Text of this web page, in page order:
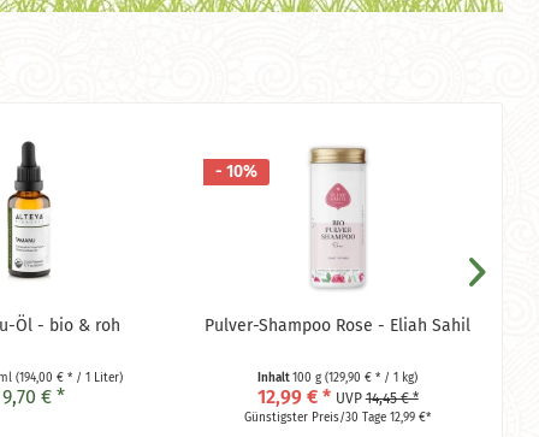
Öl - bio & roh
(194,00 € * / 1 Liter)
9,70 € *
- 10%
Pulver-Shampoo Rose - Eliah Sahil
Inhalt100 g(129,90 € * / 1 kg)
12,99 € * UVP14,45 € *
Günstigster Preis/30 Tage 12,99 €*